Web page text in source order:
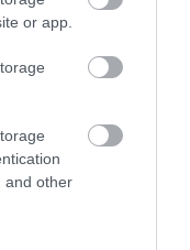
or app.
and other
«αθόρυβα»
δεν είναι το